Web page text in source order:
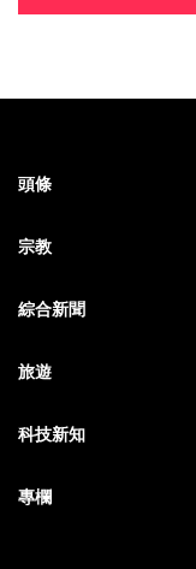
頭條
宗教
綜合新聞
旅遊
科技新知
專欄